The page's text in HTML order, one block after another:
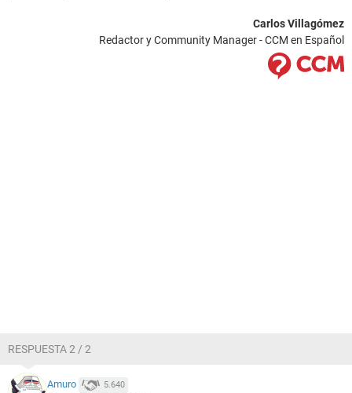
Carlos Villagómez
Redactor y Community Manager - CCM en Español
RESPUESTA 2 / 2
Amuro 5.640